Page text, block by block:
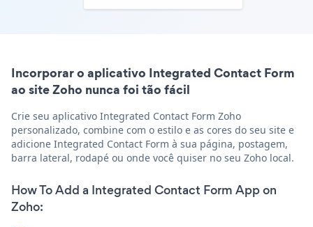
Incorporar o aplicativo Integrated Contact Form
ao site Zoho nunca foi tão fácil
Crie seu aplicativo Integrated Contact Form Zoho
personalizado, combine com o estilo e as cores do seu site e
adicione Integrated Contact Form à sua página, postagem,
barra lateral, rodapé ou onde você quiser no seu Zoho local.
How To Add a Integrated Contact Form App on
Zoho: